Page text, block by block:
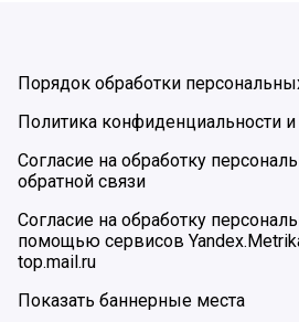
Порядок обработки
Политика конфиденциальности
Согласие на обработку
обратной связи
Согласие на обработку
помощью сервисов
top.mail.ru
Показать баннерные места